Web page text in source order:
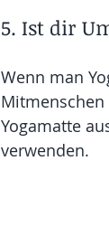
5. Ist dir
Wenn man
Yogamatte
verwenden.